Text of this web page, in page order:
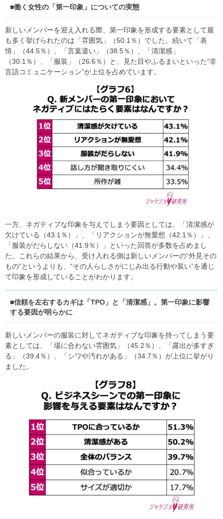
■働く女性の「第一印象」についての実態
新しいメンバーを迎え入れる際、第一印象を形成する要素として最
も多く挙げられたのは「雰囲気」（50.1％）でした。続いて「表
情」（44.5％）、「言葉遣い」（38.5％）、「清潔感」
（30.1％）、「服装」（26.6％）と、見た目やふるまいといった“非
言語コミュニケーション”が上位を占めています。
一方、ネガティブな印象を与えてしまう要因としては、「清潔感が
欠けている（43.1％）」、「リアクションが無愛想（42.1％）」、
「服装がだらしない（41.9％）」といった回答が多数を占めまし
た。これらの結果から、受け入れる側は新しいメンバーの“外見その
もの”というよりも、“その人らしさがにじみ出る行動や装い”を通じ
て印象を形成していることがわかります。
■信頼を左右するカギは「TPO」と「清潔感」。第一印象に影響
する要因が明らかに
新しいメンバーの服装に対してネガティブな印象を持ってしまう要
素としては、「場に合わない雰囲気」（45.2％）、「露出が多すぎ
る」（39.4％）、「シワや汚れがある」（34.7％）が上位に挙がり
ました。